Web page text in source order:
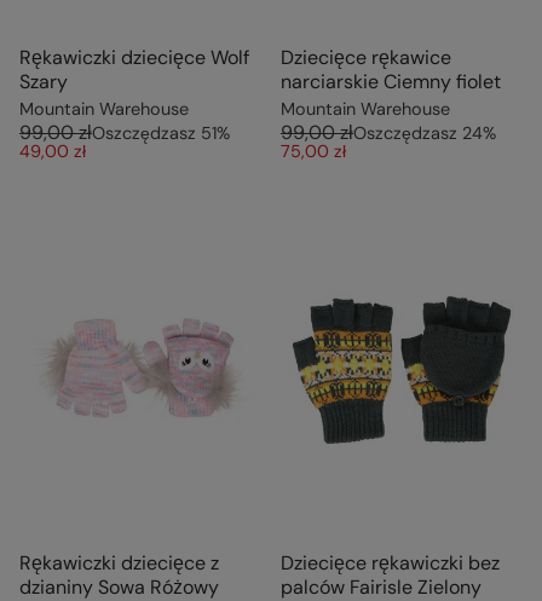
Rękawiczki dziecięce Wolf
Szary
Mountain Warehouse
99,00 złOszczędzasz 51%
49,00 zł
Dziecięce rękawice
narciarskie Ciemny fiolet
Mountain Warehouse
99,00 złOszczędzasz 24%
75,00 zł
Rękawiczki dziecięce z
dzianiny Sowa Różowy
Dziecięce rękawiczki bez
palców Fairisle Zielony